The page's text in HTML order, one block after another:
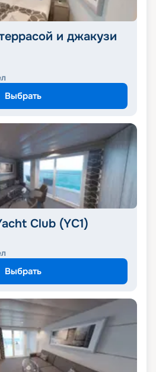
и джакузи
Выбрать
Club (YC1)
Выбрать